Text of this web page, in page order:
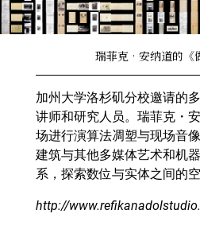
瑞菲克‧安纳道的《
加州大学洛杉矶分校邀请的
讲师和研究人员。瑞菲克・
场进行演算法凋塑与现场音
建筑与其他多媒体艺术和机
系，探索数位与实体之间的空
http://